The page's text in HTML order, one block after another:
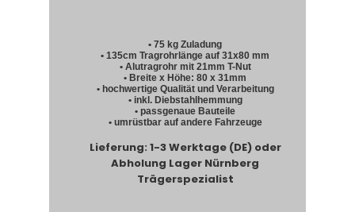
• 75 kg Zuladung
• 135cm Tragrohrlänge auf 31x80 mm
• Alutragrohr mit 21mm T-Nut
• Breite x Höhe: 80 x 31mm
• hochwertige Qualität und Verarbeitung
• inkl. Diebstahlhemmung
• passgenaue Bauteile
• umrüstbar auf andere Fahrzeuge
Lieferung: 1-3 Werktage (DE) oder
Abholung Lager Nürnberg
Trägerspezialist